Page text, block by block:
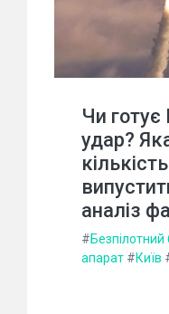
Чи готує
удар?
аналіз
#
апарат #Київ